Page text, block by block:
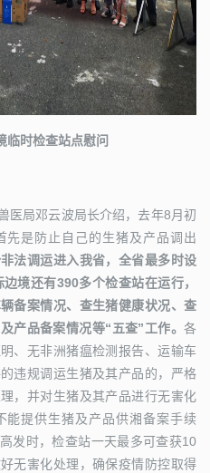
临时检查站点慰问
医局邓云波局长介绍，去年8月初
先是防止自己的生猪及产品调出
法调运进入我省，全省最多时设
境还有390多个检查站在运行，
备案情况、查生猪健康状况、查
产品备案情况等“五查”工作。 各
、无非洲猪瘟检测报告、运输车
违规调运生猪及其产品的，严格
，并对生猪及其产品进行无害化
能提供生猪及产品供湘备案手续
发时，检查站一天最多可查获10
无害化处理，确保疫情防控取得